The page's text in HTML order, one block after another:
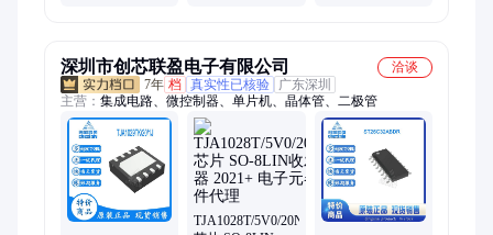
深圳市创芯联盈电子有限公司
洽谈
7年 档 真实性已核验
广东深圳
主营： 集成电路、微控制器、单片机、晶体管、二极管
TJA1028T/5V0/20NP